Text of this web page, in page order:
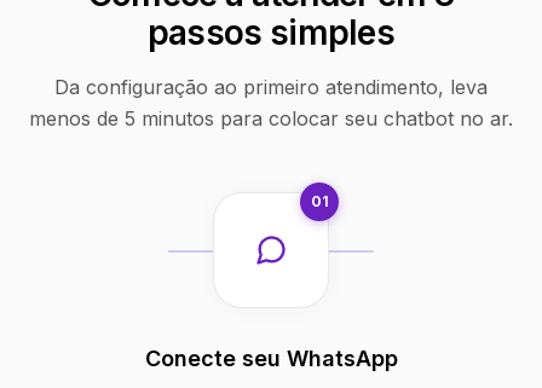
passos simples
Da configuração ao primeiro atendimento, leva
menos de 5 minutos para colocar seu chatbot no ar.
01
Conecte seu WhatsApp